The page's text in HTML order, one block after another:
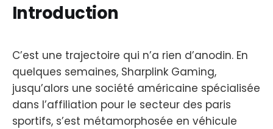
Introduction
C’est une trajectoire qui n’a rien d’anodin. En
quelques semaines, Sharplink Gaming,
jusqu’alors une société américaine spécialisée
dans l’affiliation pour le secteur des paris
sportifs, s’est métamorphosée en véhicule